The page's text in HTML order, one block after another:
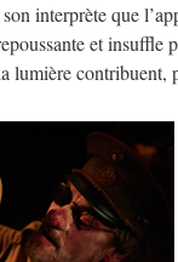
interprète que
et insuffle
lumière contribuent,